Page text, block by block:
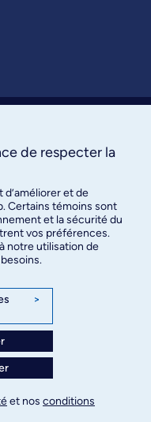
de respecter la
d’améliorer et de
Certains témoins sont
et la sécurité du
vos préférences.
notre utilisation de
>
et nos conditions